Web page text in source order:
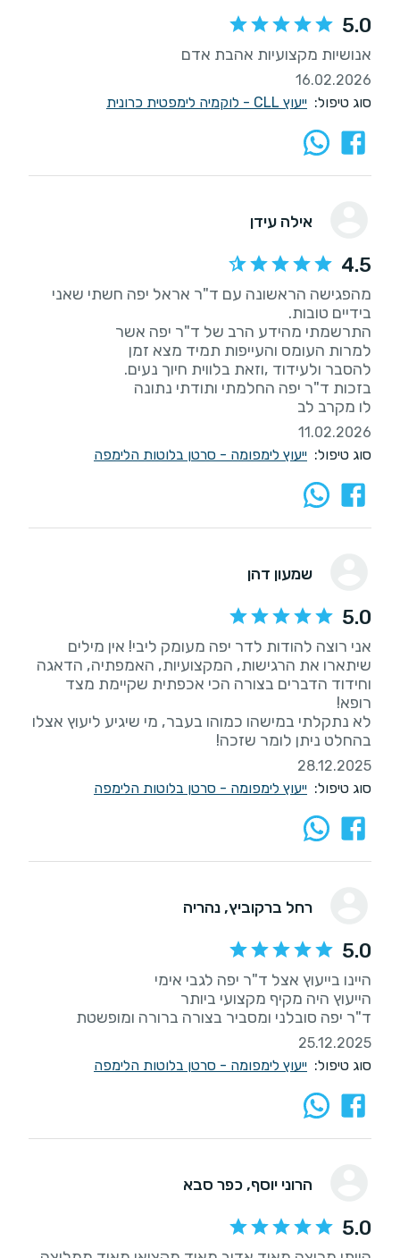
5.0
אנושיות מקצועיות אהבת אדם
16.02.2026
סוג טיפול: ייעוץ CLL - לוקמיה לימפטית כרונית
אילה עידן
4.5
מהפגישה הראשונה עם ד"ר אראל יפה חשתי שאני
לו מקרב לב
11.02.2026
סוג טיפול: ייעוץ לימפומה - סרטן בלוטות הלימפה
שמעון דהן
5.0
אני רוצה להודות לדר יפה מעומק ליבי! אין מילים
שיתארו את הרגישות, המקצועיות, האמפתיה, הדאגה
וחידוד הדברים בצורה הכי אכפתית שקיימת מצד
לא נתקלתי במישהו כמוהו בעבר, מי שיגיע ליעוץ אצלו
בהחלט ניתן לומר שזכה!
28.12.2025
סוג טיפול: ייעוץ לימפומה - סרטן בלוטות הלימפה
רחל ברקוביץ, נהריה
5.0
ד"ר יפה סובלני ומסביר בצורה ברורה ומופשטת
25.12.2025
סוג טיפול: ייעוץ לימפומה - סרטן בלוטות הלימפה
הרוני יוסף, כפר סבא
5.0